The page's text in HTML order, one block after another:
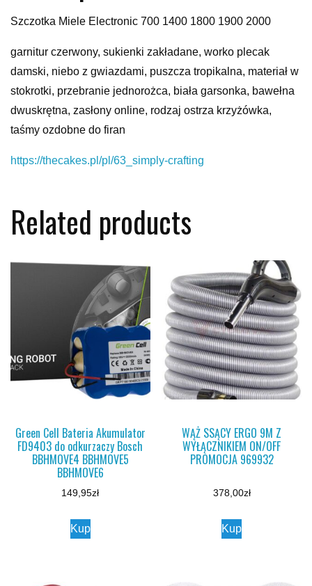
Szczotka Miele Electronic 700 1400 1800 1900 2000
garnitur czerwony, sukienki zakładane, worko plecak
damski, niebo z gwiazdami, puszcza tropikalna, materiał w
stokrotki, przebranie jednorożca, biała garsonka, bawełna
dwuskrętna, zasłony online, rodzaj ostrza krzyżówka,
taśmy ozdobne do firan
https://thecakes.pl/pl/63_simply-crafting
Related products
Green Cell Bateria Akumulator
FD9403 do odkurzaczy Bosch
BBHMOVE4 BBHMOVE5
BBHMOVE6
149,95zł
Kup
WĄŻ SSĄCY ERGO 9M Z
WYŁĄCZNIKIEM ON/OFF
PROMOCJA 969932
378,00zł
Kup